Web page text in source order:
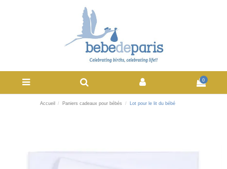
0
Accueil Paniers cadeaux pour bébés Lot pour le lit du bébé